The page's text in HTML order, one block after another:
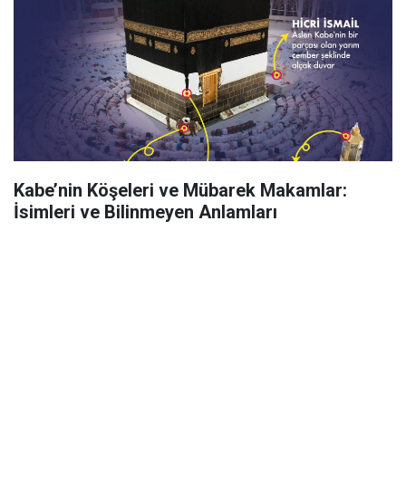
Kabe’nin Köşeleri ve Mübarek Makamlar:
İsimleri ve Bilinmeyen Anlamları